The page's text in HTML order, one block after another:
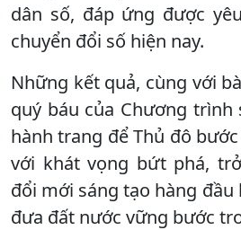
dân số, đáp ứng được
chuyển đổi số hiện nay.
Những kết quả, cùng với
quý báu của Chương trình
hành trang để Thủ đô
với khát vọng bứt phá,
đổi mới sáng tạo hàng đầu
đưa đất nước vững bước